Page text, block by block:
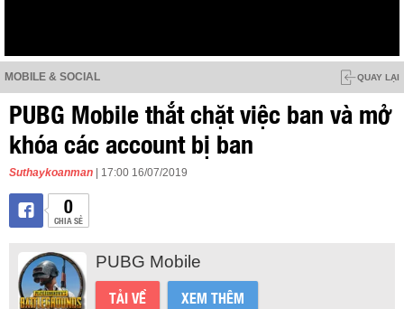
MOBILE & SOCIAL QUAY LẠI
PUBG Mobile thắt chặt việc ban và mở
khóa các account bị ban
Suthaykoanman | 17:00 16/07/2019
0
CHIA SẺ
PUBG Mobile
TẢI VỀ XEM THÊM